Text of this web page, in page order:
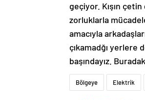
geçiyor. Kışın
zorluklarla
amacıyla
çıkamadğı yerlere
başındayız.
Bölgeye Elektrik